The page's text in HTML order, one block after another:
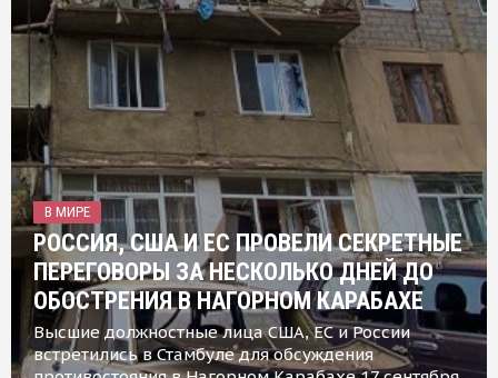
В МИРЕ
РОССИЯ, США И ЕС ПРОВЕЛИ СЕКРЕТНЫЕ
ПЕРЕГОВОРЫ ЗА НЕСКОЛЬКО ДНЕЙ ДО
ОБОСТРЕНИЯ В НАГОРНОМ КАРАБАХЕ
Высшие должностные лица США, ЕС и России
встретились в Стамбуле для обсуждения